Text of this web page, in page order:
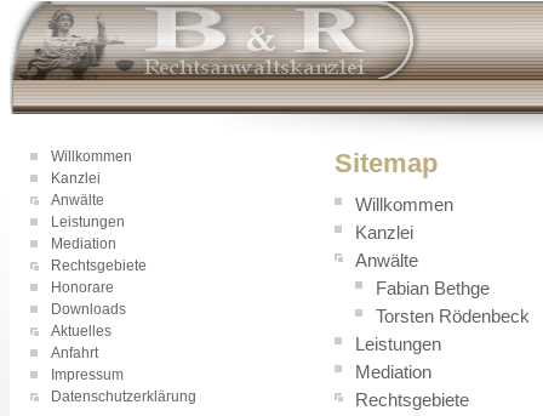
Willkommen
Kanzlei
Anwälte
Leistungen
Mediation
Rechtsgebiete
Honorare
Downloads
Aktuelles
Anfahrt
Impressum
Datenschutzerklärung
Sitemap
Willkommen
Kanzlei
Anwälte
Fabian Bethge
Torsten Rödenbeck
Leistungen
Mediation
Rechtsgebiete